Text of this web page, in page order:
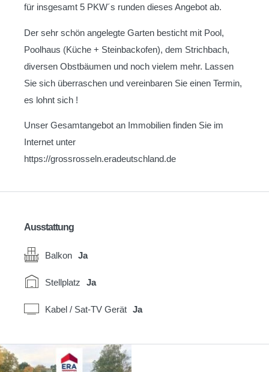
für insgesamt 5 PKW´s runden dieses Angebot ab.
Der sehr schön angelegte Garten besticht mit Pool,
Poolhaus (Küche + Steinbackofen), dem Strichbach,
diversen Obstbäumen und noch vielem mehr. Lassen
Sie sich überraschen und vereinbaren Sie einen Termin,
es lohnt sich !
Unser Gesamtangebot an Immobilien finden Sie im
Internet unter
https://grossrosseln.eradeutschland.de
Ausstattung
Balkon Ja
Stellplatz Ja
Kabel / Sat-TV Gerät Ja